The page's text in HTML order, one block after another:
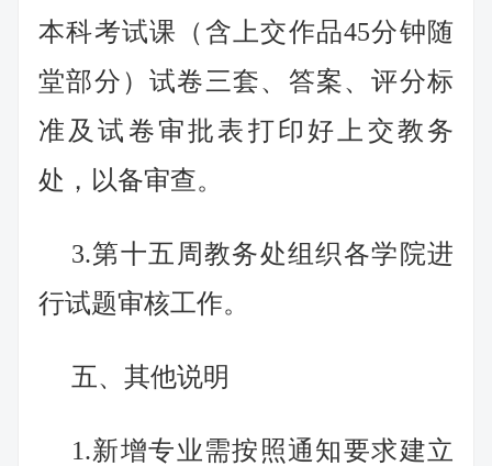
本科考试课（含上交作品45分钟随
堂部分）试卷三套、答案、评分标
准及试卷审批表打印好上交教务
处，以备审查。
3.第十五周教务处组织各学院进
行试题审核工作。
五、其他说明
1.新增专业需按照通知要求建立